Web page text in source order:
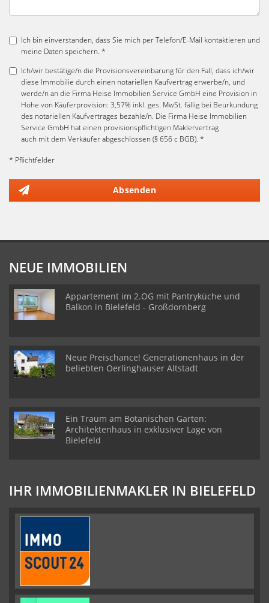
Ich bin einverstanden, dass Sie mich per Telefon/E-Mail kontaktieren und
meine Daten speichern. *
Ich/wir bestätige/n die Provisionsvereinbarung für den Fall, dass ich/wir
diese Immobilie durch einen notariellen Kaufvertrag erwerbe/n, und
werde/n an die Firma Heise Immobilien Service GmbH eine Provision in
Höhe von Käuferprovision: 3,57% inkl. ges. MwSt. fällig bei Beurkundung
des notariellen Kaufvertrages bezahle/n. Die Firma Heise Immobilien
Service GmbH hat einen provisionspflichtigen Maklervertrag
auch mit dem Verkäufer abgeschlossen (§ 656 c BGB). *
* Pflichtfelder
Absenden
NEUE IMMOBILIEN
Appartement im 2.OG mit Pantryküche und
Balkon in Bielefeld - Großdornberg
Neue Preischance! Generationenhaus in der
beliebten Oerlinghauser Altstadt
Ein Traum am Botanischen Garten:
Architektenhaus in exklusiver Lage von
Bielefeld
IHR IMMOBILIENMAKLER IN BIELEFELD